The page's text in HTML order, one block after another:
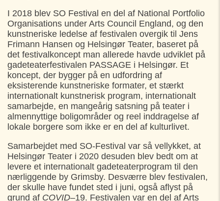
I 2018 blev SO Festival en del af National Portfolio
Organisations under Arts Council England, og den
kunstneriske ledelse af festivalen overgik til Jens
Frimann Hansen og Helsingør Teater, baseret på
det festivalkoncept man allerede havde udviklet på
gadeteaterfestivalen PASSAGE i Helsingør. Et
koncept, der bygger på en udfordring af
eksisterende kunstneriske formater, et stærkt
internationalt kunstnerisk program, internationalt
samarbejde, en mangeårig satsning på teater i
almennyttige boligområder og reel inddragelse af
lokale borgere som ikke er en del af kulturlivet.
Samarbejdet med SO-Festival var så vellykket, at
Helsingør Teater i 2020 desuden blev bedt om at
levere et internationalt gadeteaterprogram til den
nærliggende by Grimsby. Desværre blev festivalen,
der skulle have fundet sted i juni, også aflyst på
grund af COVID–19. Festivalen var en del af Arts